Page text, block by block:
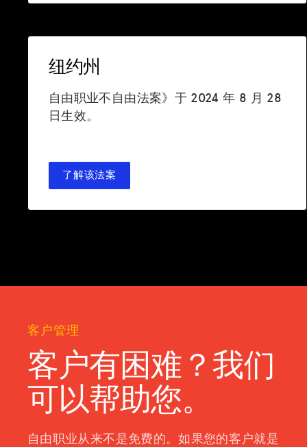
宣传
资源
集线器
博客
获取福利
法律咨询处
捐赠
登录
纽约州
自由职业不自由法案》于 2024 年 8 月 28
日生效。
了解该法案
客户管理
客户有困难？我们
可以帮助您。
自由职业从来不是免费的。如果您的客户就是